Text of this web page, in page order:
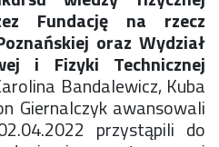
Fundację na rzecz
oraz Wydział
i Fizyki Technicznej
Bandalewicz, Kuba
Giernalczyk awansowali
przystąpili do